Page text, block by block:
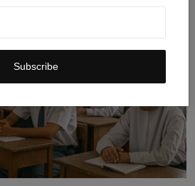
Subscribe